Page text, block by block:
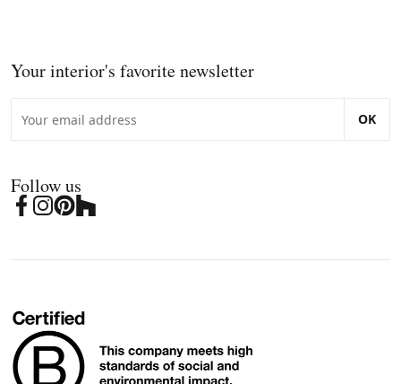
Your interior's favorite newsletter
OK
Follow us